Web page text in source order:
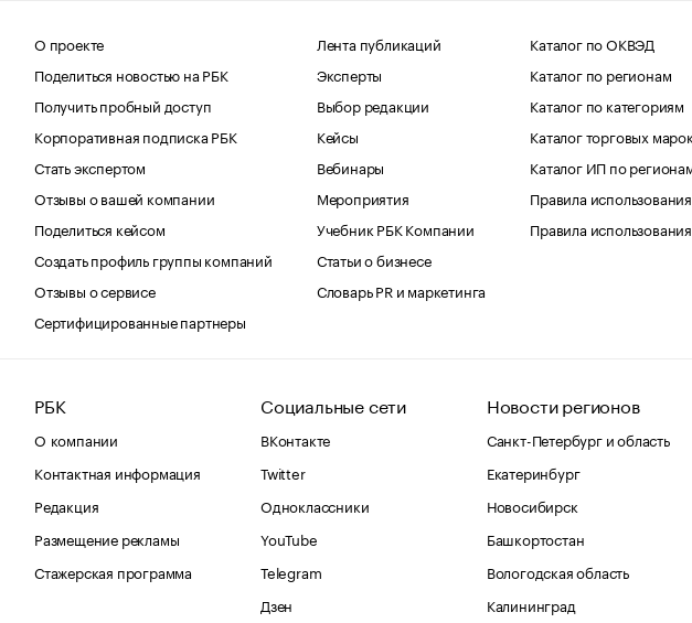
О проекте
Поделиться новостью на РБК
Получить пробный доступ
Корпоративная подписка РБК
Стать экспертом
Отзывы о вашей компании
Поделиться кейсом
Создать профиль группы компаний
Отзывы о сервисе
Сертифицированные партнеры
Лента публикаций
Эксперты
Выбор редакции
Кейсы
Вебинары
Мероприятия
Учебник РБК Компании
Статьи о бизнесе
Словарь PR и маркетинга
Каталог по ОКВЭД
Каталог по регионам
Каталог по категориям
Каталог торговых марок
Каталог ИП по
Правила
Правила
РБК
О компании
Контактная информация
Редакция
Размещение рекламы
Стажерская программа
Социальные сети
ВКонтакте
Twitter
Одноклассники
YouTube
Telegram
Дзен
Новости регионов
Санкт-Петербург и область
Екатеринбург
Новосибирск
Башкортостан
Вологодская область
Калининград